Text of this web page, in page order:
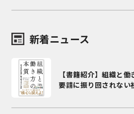
新着ニュース
【書籍紹介】組織と
要請に振り回されない